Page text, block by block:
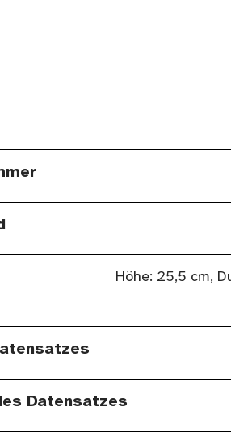
Höhe: 25,5 cm,
Datensatzes